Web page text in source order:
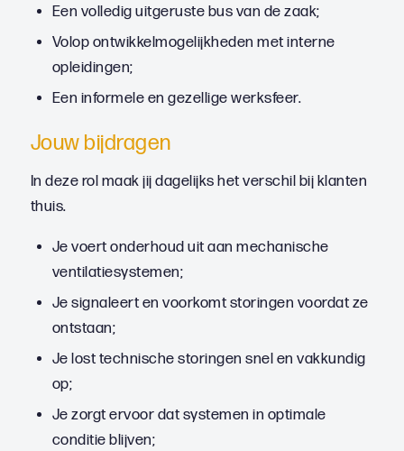
Een volledig uitgeruste bus van de zaak;
Volop ontwikkelmogelijkheden met interne
opleidingen;
Een informele en gezellige werksfeer.
Jouw bijdragen
In deze rol maak jij dagelijks het verschil bij klanten
thuis.
Je voert onderhoud uit aan mechanische
ventilatiesystemen;
Je signaleert en voorkomt storingen voordat ze
ontstaan;
Je lost technische storingen snel en vakkundig
op;
Je zorgt ervoor dat systemen in optimale
conditie blijven;